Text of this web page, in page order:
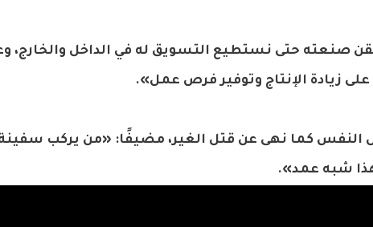
صنعته حتى نستطيع التسويق له في الداخل
زيادة الإنتاج وتوفير فرص عمل».
النفس كما نهى عن قتل الغير، مضيفًا: «من يركب سفينة
شبه عمد».